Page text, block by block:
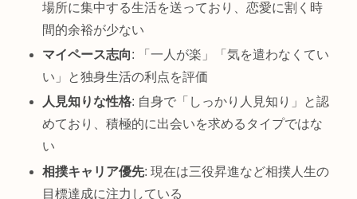
場所に集中する生活を送っており、恋愛に割く時
間的余裕が少ない
マイペース志向: 「一人が楽」「気を遣わなくてい
い」と独身生活の利点を評価
人見知りな性格: 自身で「しっかり人見知り」と認
めており、積極的に出会いを求めるタイプではな
い
相撲キャリア優先: 現在は三役昇進など相撲人生の
目標達成に注力している